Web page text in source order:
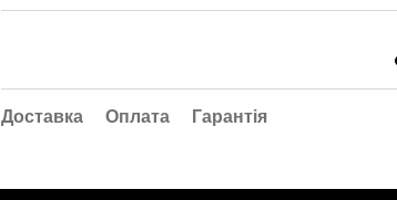
Доставка Оплата Гарантія